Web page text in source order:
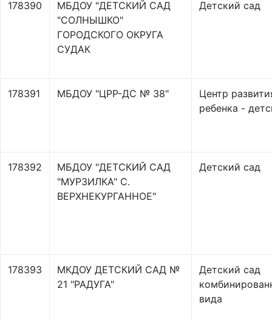
178390
МБДОУ "ДЕТСКИЙ САД
"СОЛНЫШКО"
ГОРОДСКОГО ОКРУГА
СУДАК
Детский сад
178391 МБДОУ "ЦРР-ДС № 38"
Центр
ребенка -
178392
МБДОУ "ДЕТСКИЙ САД
"МУРЗИЛКА" С.
ВЕРХНЕКУРГАННОЕ"
Детский сад
178393
МКДОУ ДЕТСКИЙ САД №
21 "РАДУГА"
Детский сад
вида